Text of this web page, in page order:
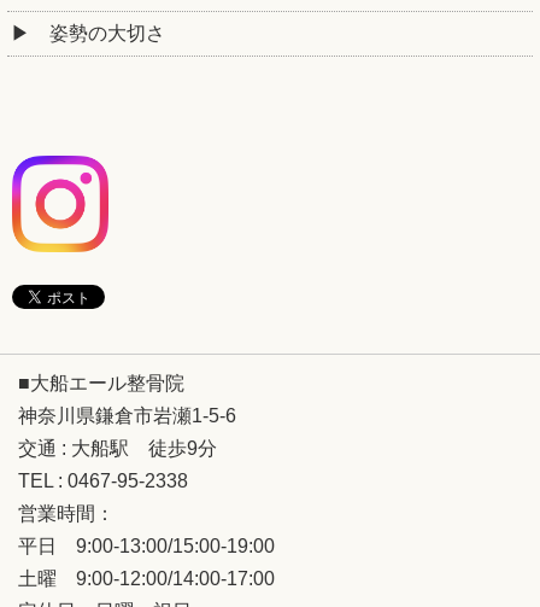
姿勢の大切さ
■大船エール整骨院
神奈川県鎌倉市岩瀬1-5-6
交通 : 大船駅 徒歩9分
TEL : 0467-95-2338
営業時間：
平日 9:00-13:00/15:00-19:00
土曜 9:00-12:00/14:00-17:00